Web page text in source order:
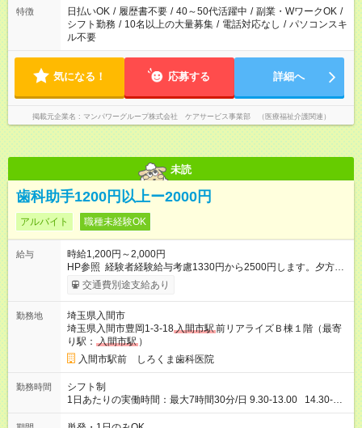
派遣法（日雇い派遣の原則禁止）により、短時間・短期間の就
業はご案内が難しい場合があります
特徴 日払いOK / 履歴書不要 / 40～50代活躍中 / 副業・WワークOK /
シフト勤務 / 10名以上の大量募集 / 電話対応なし / パソコンスキ
ル不要
気になる！ 応募する 詳細へ
掲載元企業名 マンパワーグループ株式会社 ケアサービス事業部 （医療福祉介護関連）
未読
歯科助手1200円以上ー2000円
アルバイト 職種未経験OK
給与
時給1,200円～2,000円
HP参照 経験者経験給与考慮1330円から2500円します。夕方午
後出れる方 19時まで働ける方 土曜日働ける方歓迎 【試用期
間】試用期間あり 試用期間の長さ：6ヶ月 雇用形態、給与は本
交通費別途支給あり
勤務地
埼玉県入間市
埼玉県入間市豊岡1-3-18入間市駅前リアライズＢ棟１階（最寄
り駅： 入間市駅 ）
入間市駅前 しろくま歯科医院
勤務時間
シフト制
1日あたりの実働時間：最大7時間30分/日 9.30-13.00 14.30-
19.00 木日祝休み HP参照